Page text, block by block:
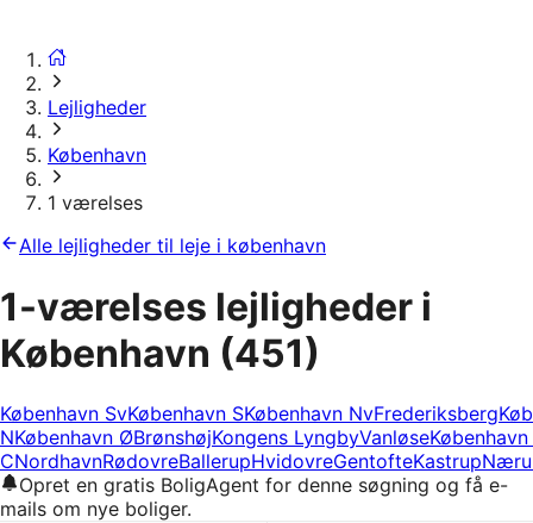
Lejligheder
København
1 værelses
Alle lejligheder til leje i københavn
1-værelses lejligheder i
København (451)
København SvKøbenhavn SKøbenhavn NvFrederiksberg
NKøbenhavn ØBrønshøjKongens LyngbyVanløseKøbenhavn
CNordhavnRødovreBallerupHvidovreGentofteKastrup
Opret en gratis BoligAgent for denne søgning og få e-
mails om nye boliger.